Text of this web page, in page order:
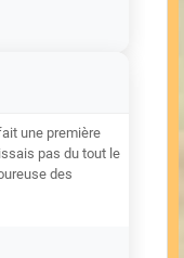
une première
pas du tout le
des